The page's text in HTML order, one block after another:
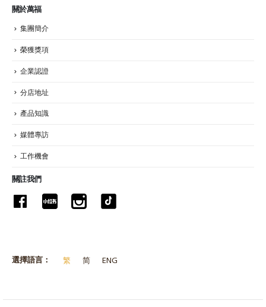
關於萬福
集團簡介
榮獲獎項
企業認證
分店地址
產品知識
媒體專訪
工作機會
關註我們
選擇語言： 繁 简 ENG